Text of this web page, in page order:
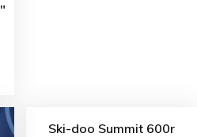
Ski-doo Summit 600r